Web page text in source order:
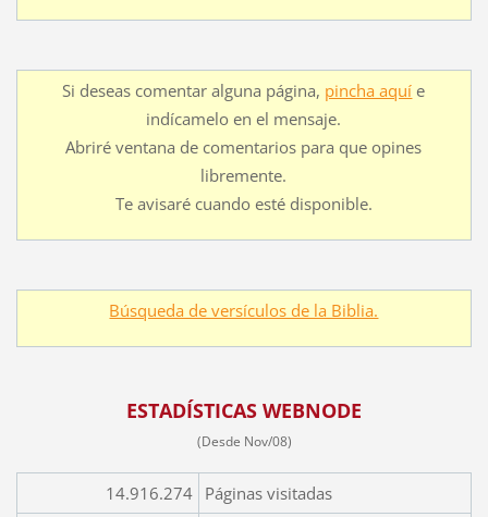
Si deseas comentar alguna página, pincha aquí e
indícamelo en el mensaje.
Abriré ventana de comentarios para que opines
libremente.
Te avisaré cuando esté disponible.
Búsqueda de versículos de la Biblia.
ESTADÍSTICAS WEBNODE
(Desde Nov/08)
14.916.274
Páginas visitadas